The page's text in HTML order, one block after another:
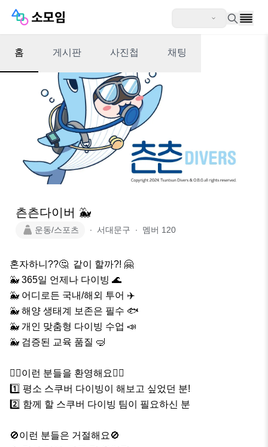
홈 게시판 사진첩 채팅
츤츤다이버 🐳
운동/스포츠 ∙ 서대문구 ∙ 멤버 120
혼자하니??🤔  같이 할까?! 🤗
🐳 365일 언제나 다이빙 🌊
🐳 어디로든 국내/해외 투어 ✈️
🐳 해양 생태계 보존은 필수 🐟
🐳 개인 맞춤형 다이빙 수업 📣
🐳 검증된 교육 품질 🤿
🙋‍♂️이런 분들을 환영해요🙋‍♀️
1️⃣ 평소 스쿠버 다이빙이 해보고 싶었던 분!
2️⃣ 함께 할 스쿠버 다이빙 팀이 필요하신 분
🚫이런 분들은 거절해요🚫